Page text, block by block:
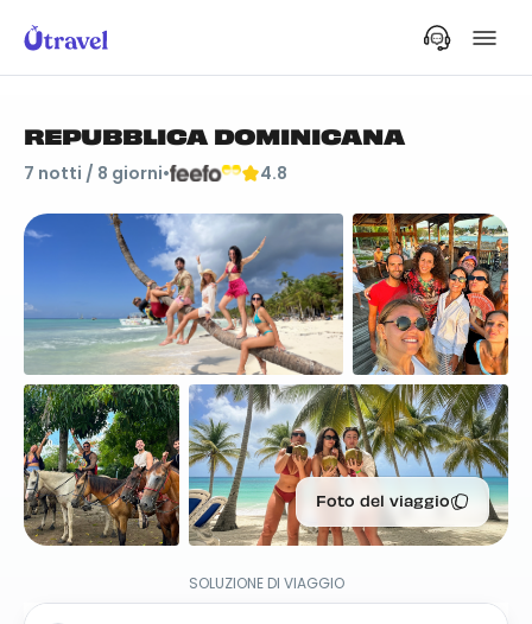
REPUBBLICA DOMINICANA
7 notti / 8 giorni• 4.8
Foto del viaggio
SOLUZIONE DI VIAGGIO